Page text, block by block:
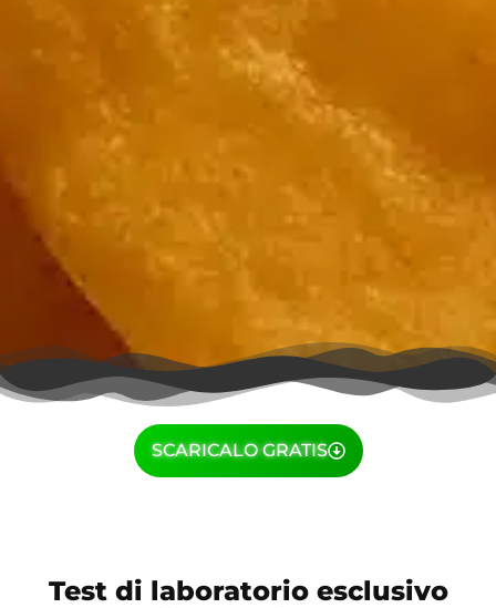
SCARICALO GRATIS
Test di laboratorio esclusivo